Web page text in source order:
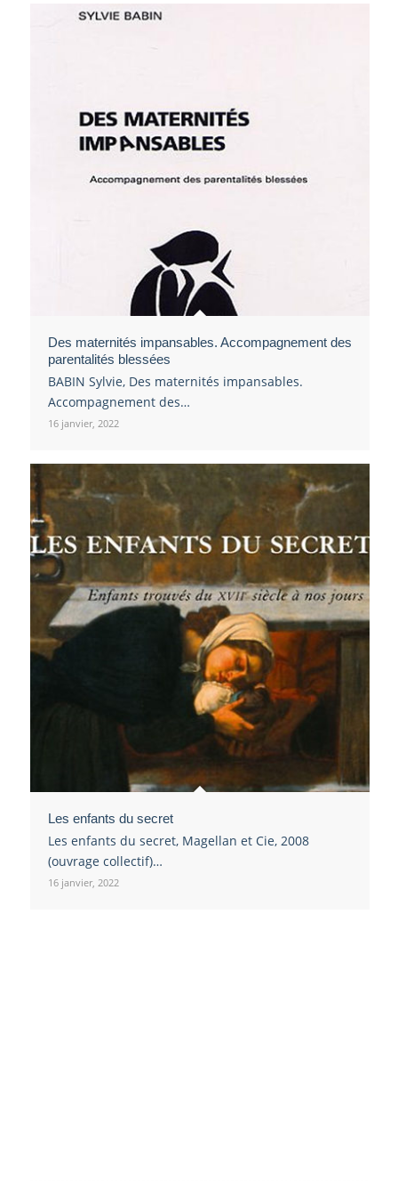
Des maternités impansables. Accompagnement des
parentalités blessées
BABIN Sylvie, Des maternités impansables.
Accompagnement des…
16 janvier, 2022
Les enfants du secret
Les enfants du secret, Magellan et Cie, 2008
(ouvrage collectif)…
16 janvier, 2022